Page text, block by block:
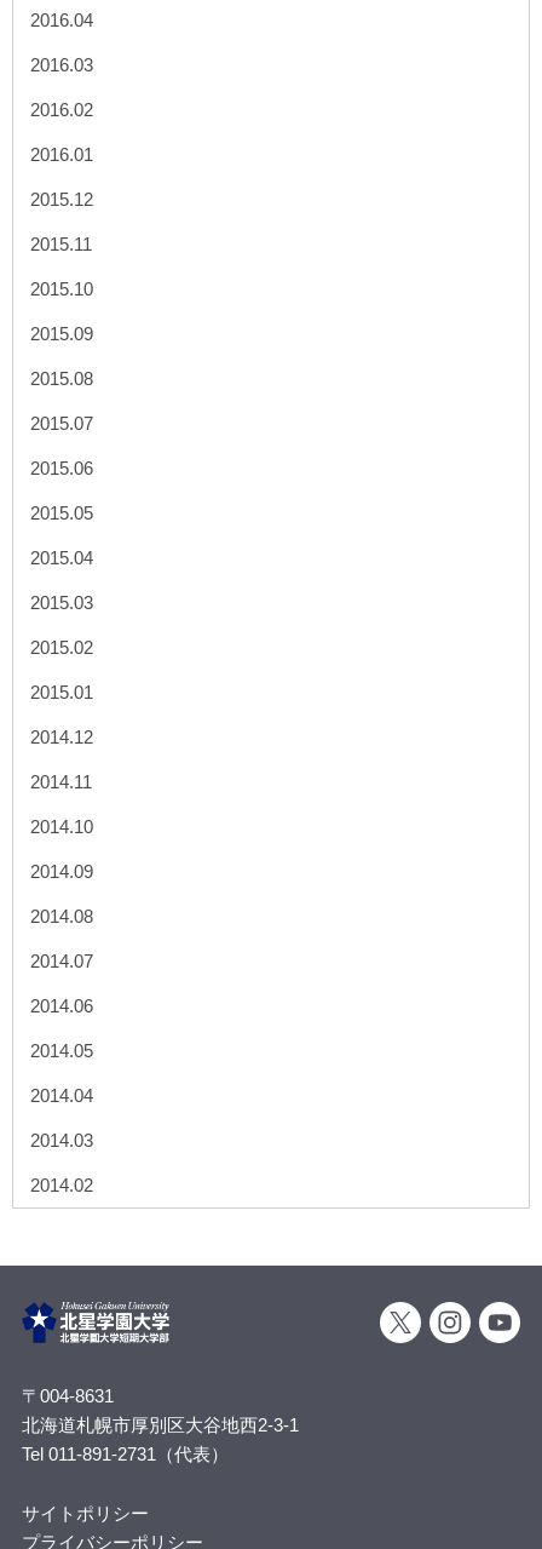
2016.04
2016.03
2016.02
2016.01
2015.12
2015.11
2015.10
2015.09
2015.08
2015.07
2015.06
2015.05
2015.04
2015.03
2015.02
2015.01
2014.12
2014.11
2014.10
2014.09
2014.08
2014.07
2014.06
2014.05
2014.04
2014.03
2014.02
〒004-8631
北海道札幌市厚別区大谷地西2-3-1
Tel 011-891-2731（代表）
サイトポリシー
プライバシーポリシー